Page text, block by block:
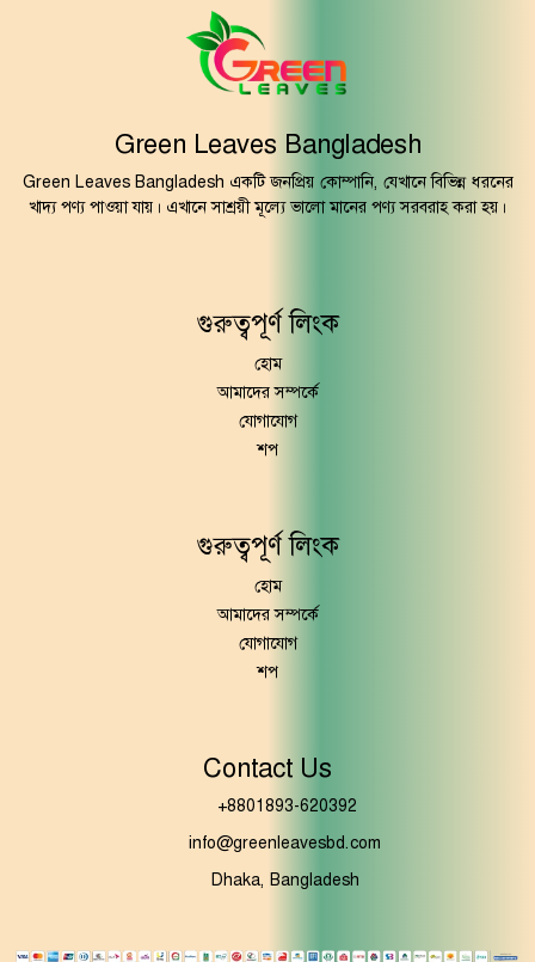
Green Leaves Bangladesh
Green Leaves Bangladesh একটি জনপ্রিয় কোম্পানি, যেখানে বিভিন্ন ধরনের
খাদ্য পণ্য পাওয়া যায়। এখানে সাশ্রয়ী মূল্যে ভালো মানের পণ্য সরবরাহ করা হয়।
গুরুত্বপূর্ণ লিংক
হোম
আমাদের সম্পর্কে
যোগাযোগ
শপ
গুরুত্বপূর্ণ লিংক
হোম
আমাদের সম্পর্কে
যোগাযোগ
শপ
Contact Us
+8801893-620392
info@greenleavesbd.com
Dhaka, Bangladesh